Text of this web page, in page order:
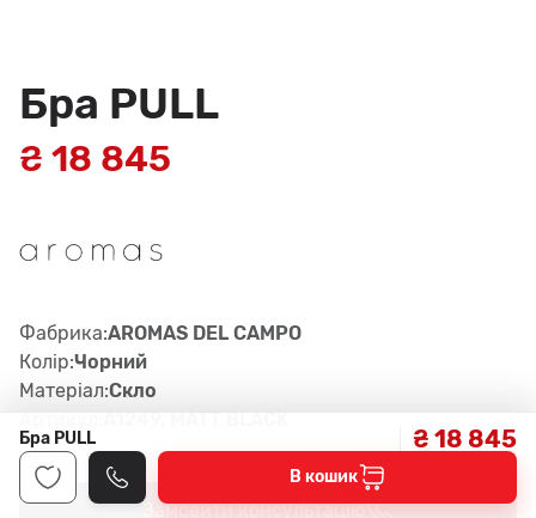
Бра PULL
₴ 18 845
Фабрика:AROMAS DEL CAMPO
Колір:Чорний
Матеріал:Скло
Артикул:
A1249, MATT BLACK
Замовити консультацію
Бра PULL ₴ 18 845
В кошик